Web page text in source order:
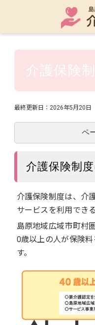
介護保険
最終更新日： 2026年5月20日
ペ
介護保険制
介護保険制度は、介
サービスを利用でき
島原地域広域市町村
0歳以上の人が保険
す。